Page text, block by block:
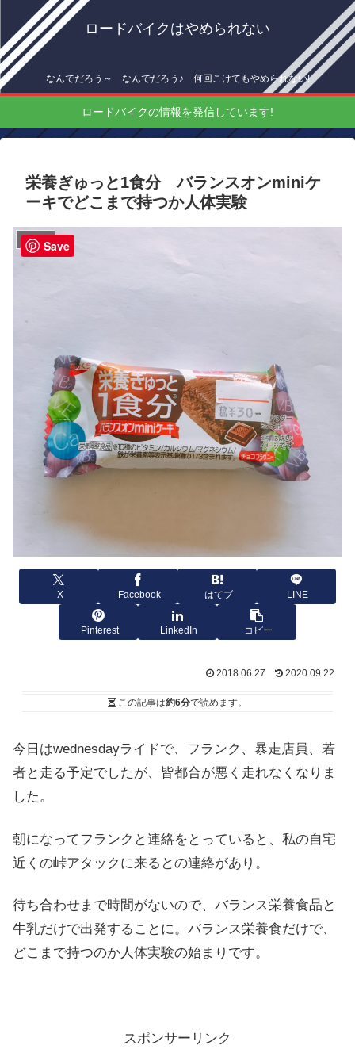
ロードバイクはやめられない
なんでだろう～ なんでだろう♪ 何回こけてもやめられない!
ロードバイクの情報を発信しています!
栄養ぎゅっと1食分 バランスオンminiケ
ーキでどこまで持つか人体実験
インプレ
X Facebook はてブ LINE
Pinterest LinkedIn コピー
2018.06.27 2020.09.22
この記事は約6分で読めます。
今日はwednesdayライドで、フランク、暴走店員、若
者と走る予定でしたが、皆都合が悪く走れなくなりま
した。
朝になってフランクと連絡をとっていると、私の自宅
近くの峠アタックに来るとの連絡があり。
待ち合わせまで時間がないので、バランス栄養食品と
牛乳だけで出発することに。バランス栄養食だけで、
どこまで持つのか人体実験の始まりです。
スポンサーリンク
Save